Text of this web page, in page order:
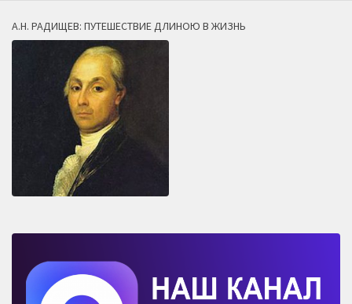
А.Н. РАДИЩЕВ: ПУТЕШЕСТВИЕ ДЛИНОЮ В ЖИЗНЬ